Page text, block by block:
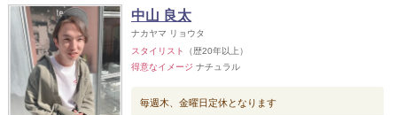
中山 良太
ナカヤマ リョウタ
スタイリスト
（歴20年以上）
得意なイメージ ナチュラル
毎週木、金曜日定休となります